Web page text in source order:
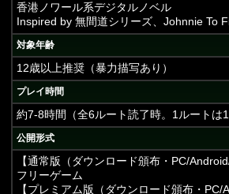
香港ノワール系デジタルノベル
Inspired by 無間道シリーズ、Johnnie To
対象年齢
12歳以上推奨（暴力描写あり）
プレイ時間
約7-8時間（全6ルート読了時。1ルートは1
公開形式
【通常版（ダウンロード頒布・PC/
フリーゲーム
【プレミアム版（ダウンロード頒布・PC/